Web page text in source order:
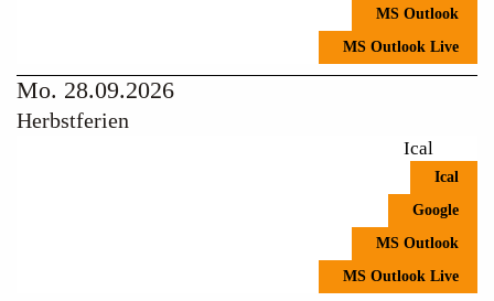
MS Outlook
MS Outlook Live
Mo. 28.09.2026
Herbstferien
Ical
Ical
Google
MS Outlook
MS Outlook Live